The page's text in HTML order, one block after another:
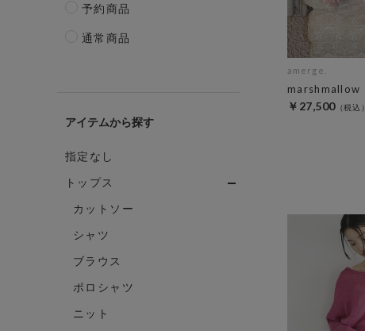
予約商品
通常商品
アイテム
指定なし
トップス
カットソー
シャツ
ブラウス
ポロシャツ
ニット
amerge.
marshmallow
￥27,500